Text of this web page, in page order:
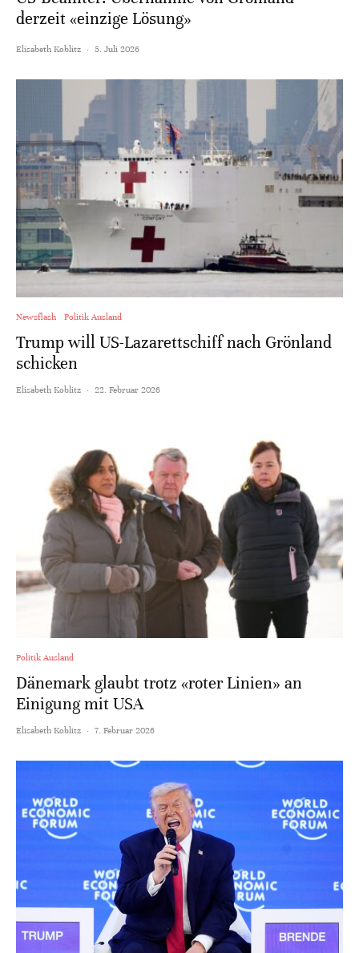
derzeit «einzige Lösung»
Elisabeth Koblitz · 5. Juli 2026
Newsflash Politik Ausland
Trump will US-Lazarettschiff nach Grönland
schicken
Elisabeth Koblitz · 22. Februar 2026
Politik Ausland
Dänemark glaubt trotz «roter Linien» an
Einigung mit USA
Elisabeth Koblitz · 7. Februar 2026